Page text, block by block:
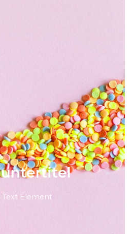
Text Element